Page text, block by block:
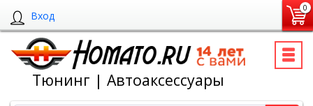
Вход
0
Тюнинг | Автоаксессуары